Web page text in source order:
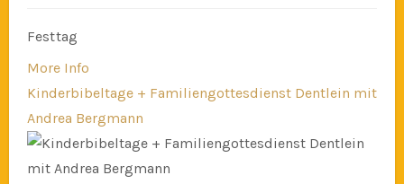
Festtag
More Info
Kinderbibeltage + Familiengottesdienst Dentlein mit
Andrea Bergmann